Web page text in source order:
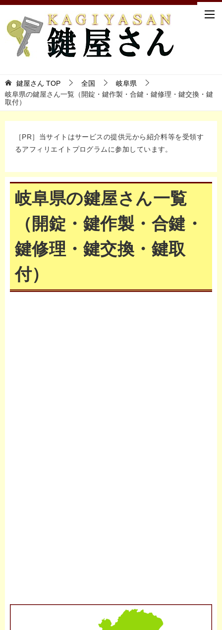
鍵屋さん TOP 全国
岐阜県
岐阜県の鍵屋さん一覧（開錠・鍵作製・合鍵・鍵修理・鍵交換・鍵
取付）
［PR］当サイトはサービスの提供元から紹介料等を受領す
るアフィリエイトプログラムに参加しています。
岐阜県の鍵屋さん一覧
（開錠・鍵作製・合鍵・
鍵修理・鍵交換・鍵取
付）